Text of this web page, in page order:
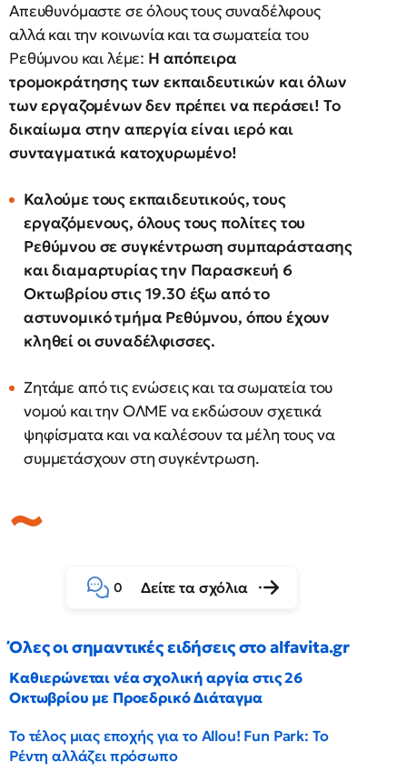
Απευθυνόμαστε σε όλους τους συναδέλφους
αλλά και την κοινωνία και τα σωματεία του
Ρεθύμνου και λέμε: Η απόπειρα
τρομοκράτησης των εκπαιδευτικών και όλων
των εργαζομένων δεν πρέπει να περάσει! Το
δικαίωμα στην απεργία είναι ιερό και
συνταγματικά κατοχυρωμένο!
Καλούμε τους εκπαιδευτικούς, τους
εργαζόμενους, όλους τους πολίτες του
Ρεθύμνου σε συγκέντρωση συμπαράστασης
και διαμαρτυρίας την Παρασκευή 6
Οκτωβρίου στις 19.30 έξω από το
αστυνομικό τμήμα Ρεθύμνου, όπου έχουν
κληθεί οι συναδέλφισσες.
Ζητάμε από τις ενώσεις και τα σωματεία του
νομού και την ΟΛΜΕ να εκδώσουν σχετικά
ψηφίσματα και να καλέσουν τα μέλη τους να
συμμετάσχουν στη συγκέντρωση.
0 Δείτε τα σχόλια
Όλες οι σημαντικές ειδήσεις στο alfavita.gr
Καθιερώνεται νέα σχολική αργία στις 26
Οκτωβρίου με Προεδρικό Διάταγμα
Το τέλος μιας εποχής για το Allou! Fun Park: Το
Ρέντη αλλάζει πρόσωπο